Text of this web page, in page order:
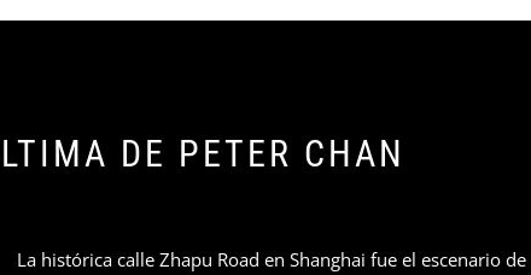
DE PETER CHAN
La histórica calle Zhapu Road en Shanghai fue el escenario de